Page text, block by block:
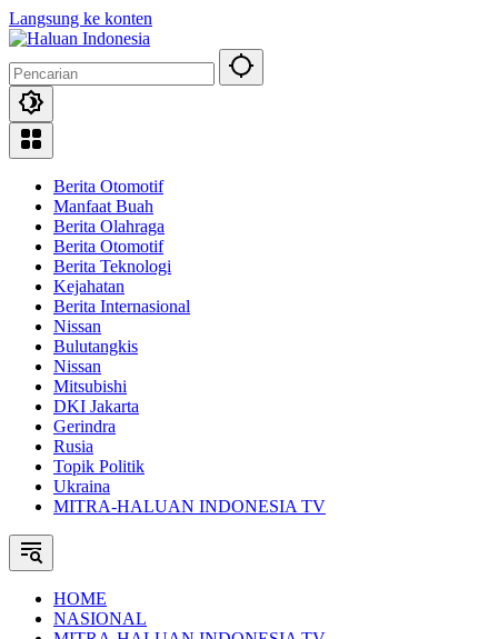
Langsung ke konten
Berita Otomotif
Manfaat Buah
Berita Olahraga
Berita Otomotif
Berita Teknologi
Kejahatan
Berita Internasional
Nissan
Bulutangkis
Nissan
Mitsubishi
DKI Jakarta
Gerindra
Rusia
Topik Politik
Ukraina
MITRA-HALUAN INDONESIA TV
HOME
NASIONAL